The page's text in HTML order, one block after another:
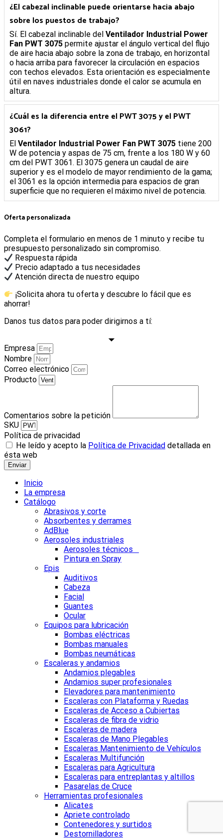
¿El cabezal inclinable puede orientarse hacia abajo
sobre los puestos de trabajo?
Sí. El cabezal inclinable del Ventilador Industrial Power
Fan PWT 3075 permite ajustar el ángulo vertical del flujo
de aire hacia abajo sobre la zona de trabajo, en horizontal
o hacia arriba para favorecer la circulación en espacios
con techos elevados. Esta orientación es especialmente
útil en naves industriales donde el calor se acumula en
altura.
¿Cuál es la diferencia entre el PWT 3075 y el PWT
3061?
El Ventilador Industrial Power Fan PWT 3075 tiene 200
W de potencia y aspas de 75 cm, frente a los 180 W y 60
cm del PWT 3061. El 3075 genera un caudal de aire
superior y es el modelo de mayor rendimiento de la gama;
el 3061 es la opción intermedia para espacios de gran
superficie que no requieren el máximo nivel de potencia.
Oferta personalizada
Completa el formulario en menos de 1 minuto y recibe tu
presupuesto personalizado sin compromiso.
Respuesta rápida
Precio adaptado a tus necesidades
Atención directa de nuestro equipo
¡Solicita ahora tu oferta y descubre lo fácil que es
ahorrar!
Danos tus datos para poder dirigirnos a tí:
Empresa
Nombre
Correo electrónico
Producto
Comentarios sobre la petición
SKU
Política de privacidad
He leído y acepto la Política de Privacidad detallada en
ésta web
Enviar
Inicio
La empresa
Catálogo
Abrasivos y corte
Absorbentes y derrames
AdBlue
Aerosoles industriales
Aerosoles técnicos
Pintura en Spray
Epis
Auditivos
Cabeza
Facial
Guantes
Ocular
Equipos para lubricación
Bombas eléctricas
Bombas manuales
Bombas neumáticas
Escaleras y andamios
Andamios plegables
Andamios super profesionales
Elevadores para mantenimiento
Escaleras con Plataforma y Ruedas
Escaleras de Acceso a Cubiertas
Escaleras de fibra de vidrio
Escaleras de madera
Escaleras de Mano Plegables
Escaleras Mantenimiento de Vehículos
Escaleras Multifunción
Escaleras para Agricultura
Escaleras para entreplantas y altillos
Pasarelas de Cruce
Herramientas profesionales
Alicates
Apriete controlado
Contenedores y surtidos
Destornilladores